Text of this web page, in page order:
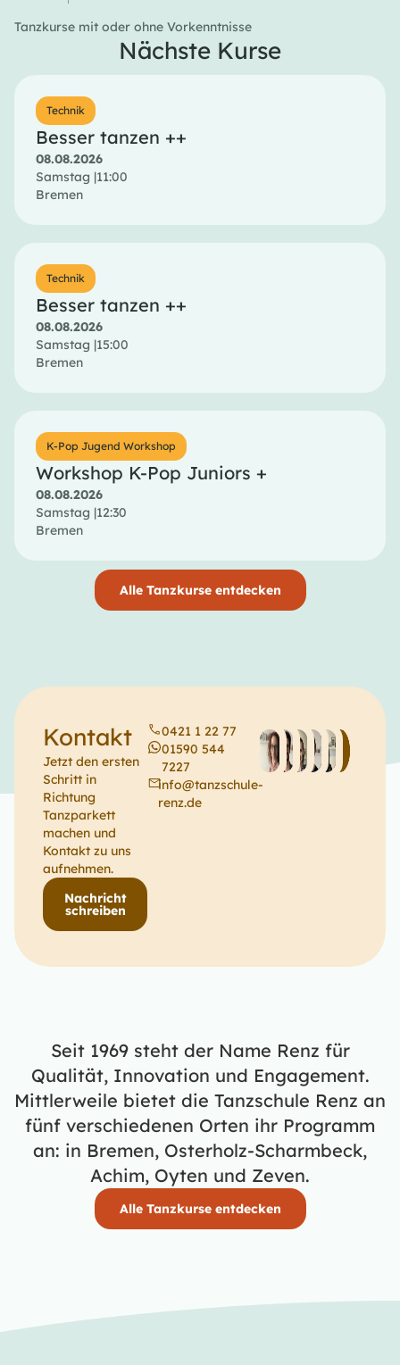
Tanzkurse mit oder ohne Vorkenntnisse
Nächste Kurse
Technik
Besser tanzen ++
08.08.2026
Samstag |11:00
Bremen
Technik
Besser tanzen ++
08.08.2026
Samstag |15:00
Bremen
K-Pop Jugend Workshop
Workshop K-Pop Juniors +
08.08.2026
Samstag |12:30
Bremen
Alle Tanzkurse entdecken
Kontakt
Jetzt den ersten
Schritt in
Richtung
Tanzparkett
machen und
Kontakt zu uns
aufnehmen.
Nachricht
schreiben
0421 1 22 77
01590 544
7227
info@tanzschule-
renz.de
Seit 1969 steht der Name Renz für
Qualität, Innovation und Engagement.
Mittlerweile bietet die Tanzschule Renz an
fünf verschiedenen Orten ihr Programm
an: in Bremen, Osterholz-Scharmbeck,
Achim, Oyten und Zeven.
Alle Tanzkurse entdecken